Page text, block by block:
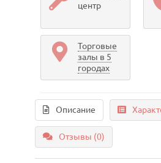
центр
Торговые
залы в 5
городах
Описание
Отзывы (0)